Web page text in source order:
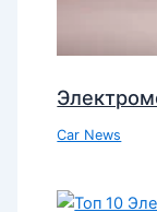
Car News